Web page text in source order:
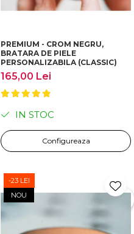
PREMIUM - CROM NEGRU,
BRATARA DE PIELE
PERSONALIZABILA (CLASSIC)
165,00 Lei
IN STOC
Configureaza
-23 LEI
NOU